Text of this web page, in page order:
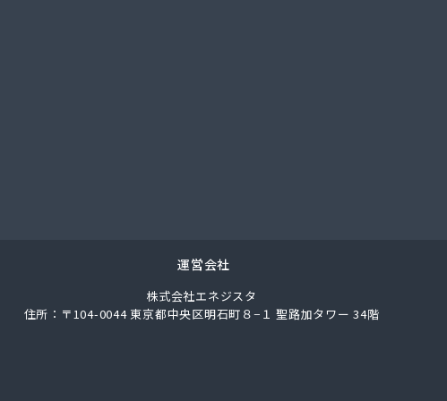
ヤチネン
運営会社
株式会社エネジスタ
住所：〒104-0044 東京都中央区明石町８−１ 聖路加タワー 34階